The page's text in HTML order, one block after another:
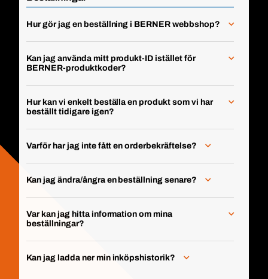
Hur gör jag en beställning i BERNER webbshop?
Kan jag använda mitt produkt-ID istället för
BERNER-produktkoder?
Hur kan vi enkelt beställa en produkt som vi har
beställt tidigare igen?
Varför har jag inte fått en orderbekräftelse?
Kan jag ändra/ångra en beställning senare?
Var kan jag hitta information om mina
beställningar?
Kan jag ladda ner min inköpshistorik?